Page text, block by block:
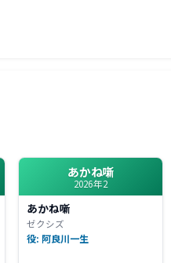
あかね噺
2026年2
あかね噺
ゼクシズ
役: 阿良川一生